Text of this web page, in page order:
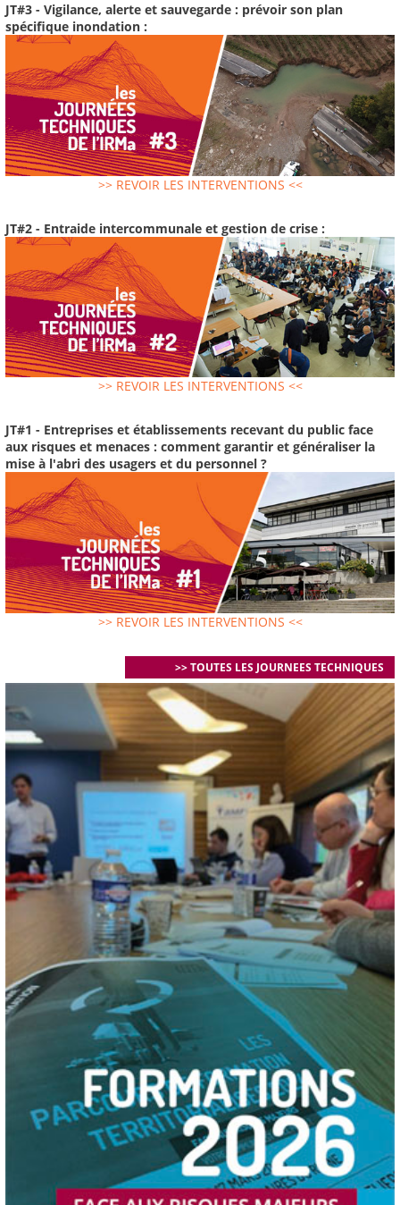
JT#3 - Vigilance, alerte et sauvegarde : prévoir son plan
spécifique inondation :
>> REVOIR LES INTERVENTIONS <<
JT#2 - Entraide intercommunale et gestion de crise :
>> REVOIR LES INTERVENTIONS <<
JT#1 - Entreprises et établissements recevant du public face
aux risques et menaces : comment garantir et généraliser la
mise à l'abri des usagers et du personnel ?
>> REVOIR LES INTERVENTIONS <<
>> TOUTES LES JOURNEES TECHNIQUES